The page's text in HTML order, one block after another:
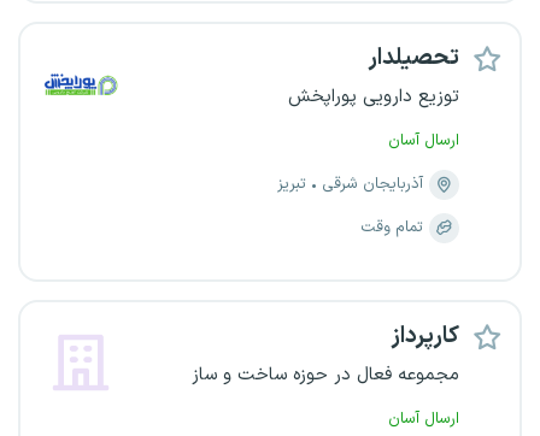
تحصیلدار
توزیع دارویی پوراپخش
ارسال آسان
آذربایجان شرقی
تبریز
تمام وقت
کارپرداز
مجموعه فعال در حوزه ساخت و ساز
ارسال آسان